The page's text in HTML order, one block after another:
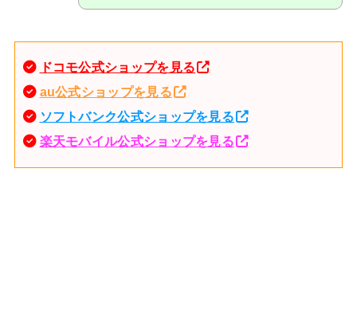
ドコモ公式ショップを見る
au公式ショップを見る
ソフトバンク公式ショップを見る
楽天モバイル公式ショップを見る